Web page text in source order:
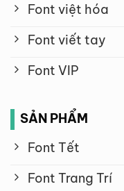
Font việt hóa
Font viết tay
Font VIP
SẢN PHẨM
Font Tết
Font Trang Trí